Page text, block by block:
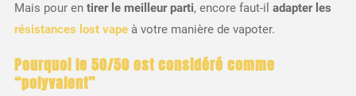
Mais pour en tirer le meilleur parti, encore faut-il adapter les
résistances lost vapeà votre manière de vapoter.
Pourquoi le 50/50 est considéré comme
“polyvalent”